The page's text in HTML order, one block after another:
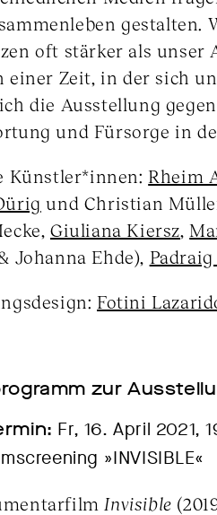
oft stärker als unser
einer Zeit, in der sich
die Ausstellung
und Fürsorge in
Künstler*innen:Rheim
und Christian
Giuliana Kiersz,
Johanna Ehde),
Fotini
zur
Fr, 16. April 2021,
»INVISIBLE«
Invisible